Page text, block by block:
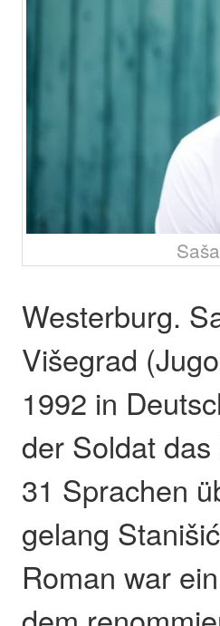
Westerburg.
Višegrad
1992 in
der Soldat
31 Sprachen
gelang
Roman war